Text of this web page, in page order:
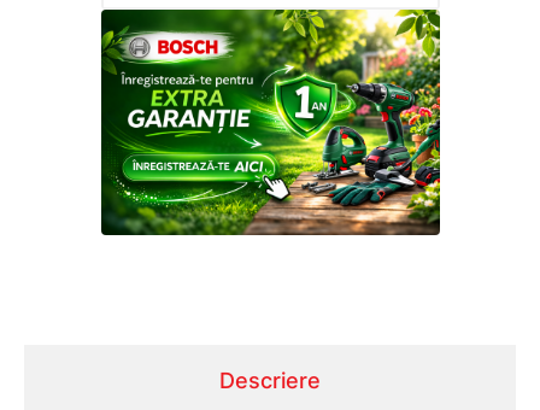
Descriere